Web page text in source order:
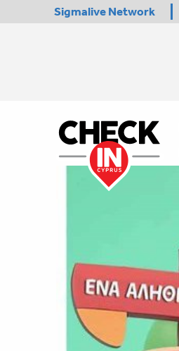
Sigmalive Network